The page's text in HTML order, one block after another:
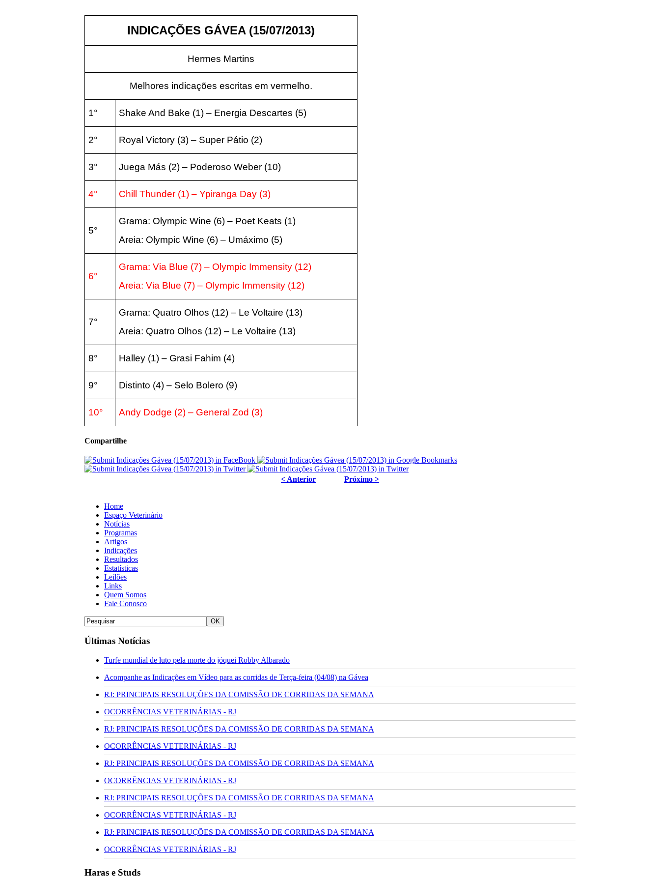
INDICAÇÕES GÁVEA (15/07/2013)
Hermes Martins
Melhores indicações escritas em vermelho.
1° Shake And Bake (1) – Energia Descartes (5)
2° Royal Victory (3) – Super Pátio (2)
3° Juega Más (2) – Poderoso Weber (10)
4° Chill Thunder (1) – Ypiranga Day (3)
5°
Grama: Olympic Wine (6) – Poet Keats (1)
Areia: Olympic Wine (6) – Umáximo (5)
6°
Grama: Via Blue (7) – Olympic Immensity (12)
Areia: Via Blue (7) – Olympic Immensity (12)
7°
Grama: Quatro Olhos (12) – Le Voltaire (13)
Areia: Quatro Olhos (12) – Le Voltaire (13)
8° Halley (1) – Grasi Fahim (4)
9° Distinto (4) – Selo Bolero (9)
10° Andy Dodge (2) – General Zod (3)
Compartilhe
< Anterior Próximo >
Home
Espaço Veterinário
Notícias
Programas
Artigos
Indicações
Resultados
Estatísticas
Leilões
Links
Quem Somos
Fale Conosco
Últimas Notícias
Turfe mundial de luto pela morte do jóquei Robby Albarado
Acompanhe as Indicações em Vídeo para as corridas de Terça-feira (04/08) na Gávea
RJ: PRINCIPAIS RESOLUÇÕES DA COMISSÃO DE CORRIDAS DA SEMANA
OCORRÊNCIAS VETERINÁRIAS - RJ
RJ: PRINCIPAIS RESOLUÇÕES DA COMISSÃO DE CORRIDAS DA SEMANA
OCORRÊNCIAS VETERINÁRIAS - RJ
RJ: PRINCIPAIS RESOLUÇÕES DA COMISSÃO DE CORRIDAS DA SEMANA
OCORRÊNCIAS VETERINÁRIAS - RJ
RJ: PRINCIPAIS RESOLUÇÕES DA COMISSÃO DE CORRIDAS DA SEMANA
OCORRÊNCIAS VETERINÁRIAS - RJ
RJ: PRINCIPAIS RESOLUÇÕES DA COMISSÃO DE CORRIDAS DA SEMANA
OCORRÊNCIAS VETERINÁRIAS - RJ
Haras e Studs